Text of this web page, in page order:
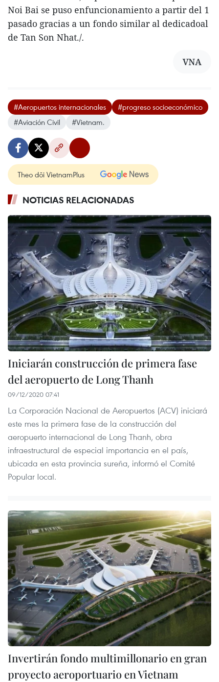
Noi Bai se puso enfuncionamiento a partir del 1
pasado gracias a un fondo similar al dedicadoal
de Tan Son Nhat./.
VNA
#Aeropuertos internacionales
#progreso socioeconómico
#Aviación Civil
#Vietnam.
Theo dõi VietnamPlus
NOTICIAS RELACIONADAS
Iniciarán construcción de primera fase
del aeropuerto de Long Thanh
09/12/2020 07:41
La Corporación Nacional de Aeropuertos (ACV) iniciará
este mes la primera fase de la construcción del
aeropuerto internacional de Long Thanh, obra
infraestructural de especial importancia en el país,
ubicada en esta provincia sureña, informó el Comité
Popular local.
Invertirán fondo multimillonario en gran
proyecto aeroportuario en Vietnam